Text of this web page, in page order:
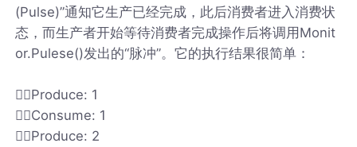
(Pulse)”通知它生产已经完成，此后消费者进入消费状
态，而生产者开始等待消费者完成操作后将调用Monit
or.Pulese()发出的“脉冲”。它的执行结果很简单：
Produce: 1
Consume: 1
Produce: 2